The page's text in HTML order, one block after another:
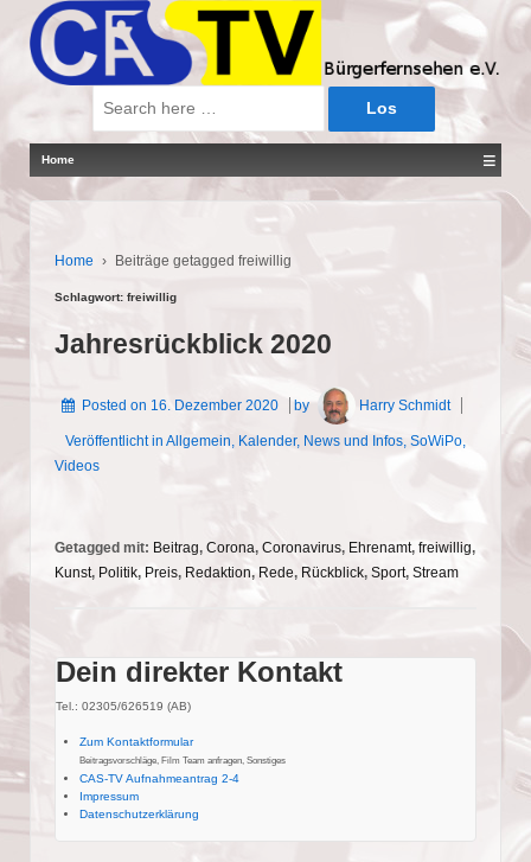
nach:
Home ≡
Home › Beiträge getagged freiwillig
Schlagwort: freiwillig
Jahresrückblick 2020
Posted on 16. Dezember 2020 by Harry Schmidt
Veröffentlicht in Allgemein, Kalender, News und Infos, SoWiPo,
Videos
Getagged mit: Beitrag, Corona, Coronavirus, Ehrenamt, freiwillig,
Kunst, Politik, Preis, Redaktion,Rede, Rückblick, Sport, Stream
Dein direkter Kontakt
Tel.: 02305/626519 (AB)
Zum Kontaktformular
Beitragsvorschläge, Film Team anfragen, Sonstiges
CAS-TV Aufnahmeantrag 2-4
Impressum
Datenschutzerklärung